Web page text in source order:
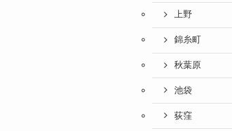
上野
錦糸町
秋葉原
池袋
荻窪